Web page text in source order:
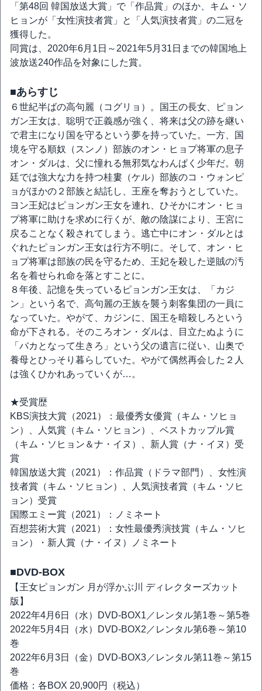
「第48回 韓国放送大賞」で「作品賞」のほか、キム・ソ
ヒョンが「女性演技者賞」と「人気演技者賞」の二冠を
獲得した。
同賞は、2020年6月1日～2021年5月31日までの韓国地上
波放送240作品を対象にした賞。
■あらすじ
６世紀半ばの高句麗（コグリョ）。国王の長女、ピョン
ガン王女は、聡明で正義感が強く、将来は父の跡を継い
で君主になり国を守るという夢を持っていた。一方、国
境を守る順奴（スンノ）部族のオン・ヒョプ将軍の息子
オン・ダルは、父に憧れる無邪気なわんぱく少年だ。朝
廷では強大な力を持つ桂婁（ケル）部族のコ・ウォンピ
ョがほかの２部族と結託し、王座を奪おうとしていた。
ヨン王妃はピョンガン王女を連れ、ひそかにオン・ヒョ
プ将軍に助けを求めに行くが、敵の陰謀により、王宮に
戻ることなく殺されてしまう。逃亡中にオン・ダルとは
ぐれたピョンガン王女は行方不明に。そして、オン・ヒ
ョプ将軍は部族の民を守るため、王妃を殺した逆賊の汚
名を着せられ命を落とすことに。
８年後、記憶を失っているピョンガン王女は、「カジ
ン」という名で、高句麗の王族を襲う刺客集団の一員に
なっていた。やがて、カジンに、国王を暗殺しろという
命が下される。そのころオン・ダルは、目立たぬように
「バカとなって生きろ」という父の遺言に従い、山奥で
養母とひっそり暮らしていた。やがて偶然再会した２人
は強くひかれあっていくが…。
★受賞歴
KBS演技大賞（2021）：最優秀女優賞（キム・ソヒョ
ン）、人気賞（キム・ソヒョン）、ベストカップル賞
（キム・ソヒョン＆ナ・イヌ）、新人賞（ナ・イヌ）受
賞
韓国放送大賞（2021）：作品賞（ドラマ部門）、女性演
技者賞（キム・ソヒョン）、人気演技者賞（キム・ソヒ
ョン）受賞
国際エミー賞（2021）：ノミネート
百想芸術大賞（2021）：女性最優秀演技賞（キム・ソヒ
ョン）・新人賞（ナ・イヌ）ノミネート
■DVD-BOX
【王女ピョンガン 月が浮かぶ川 ディレクターズカット
版】
2022年4月6日（水）DVD-BOX1／レンタル第1巻～第5巻
2022年5月4日（水）DVD-BOX2／レンタル第6巻～第10
巻
2022年6月3日（金）DVD-BOX3／レンタル第11巻～第15
巻
価格：各BOX 20,900円（税込）